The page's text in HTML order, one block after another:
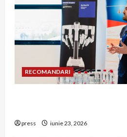
RECOMANDARI
press iunie 23, 2026